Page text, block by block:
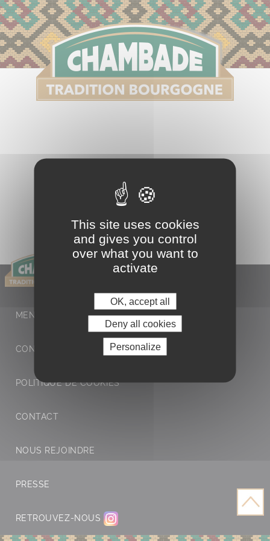
MENTIONS LÉGALES ET POLITIQUE DE
CONFIDENTIALITÉ
POLITIQUE DE COOKIES
CONTACT
NOUS REJOINDRE
PRESSE
RETROUVEZ-NOUS
This site uses cookies
and gives you control
over what you want to
activate
OK, accept all
Deny all cookies
Personalize